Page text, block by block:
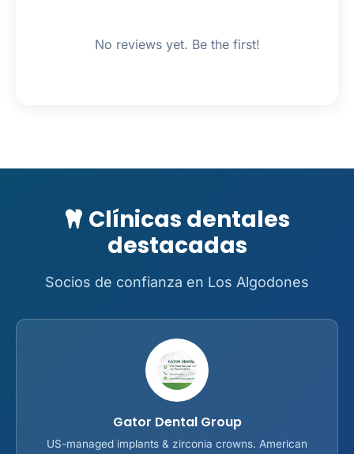
No reviews yet. Be the first!
Clínicas dentales
destacadas
Socios de confianza en Los Algodones
Gator Dental Group
US-managed implants & zirconia crowns. American